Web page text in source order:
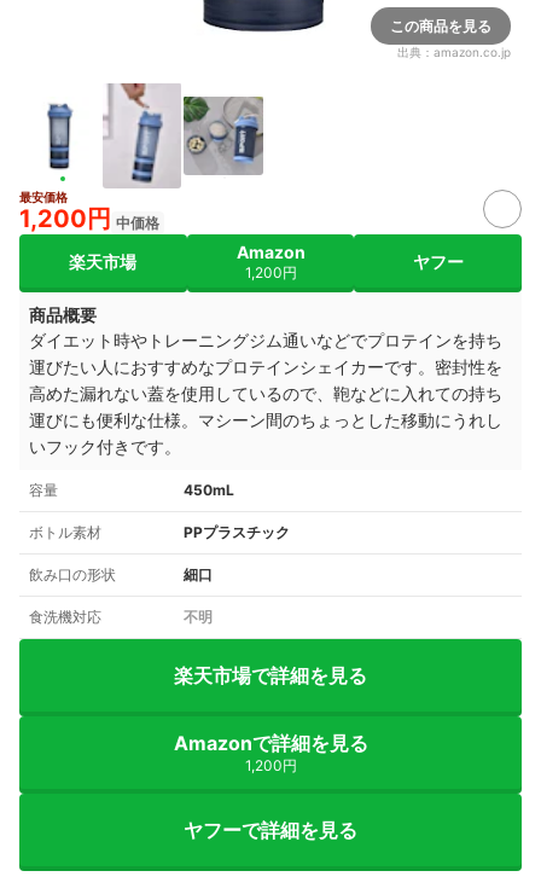
この商品を見る
出典： amazon.co.jp
最安価格
1,200円 中価格
楽天市場 Amazon
1,200円
ヤフー
商品概要
ダイエット時やトレーニングジム通いなどでプロテインを持ち
運びたい人におすすめなプロテインシェイカーです。密封性を
高めた漏れない蓋を使用しているので、鞄などに入れての持ち
運びにも便利な仕様。マシーン間のちょっとした移動にうれし
いフック付きです。
容量 450mL
ボトル素材 PPプラスチック
飲み口の形状 細口
食洗機対応 不明
楽天市場で詳細を見る
Amazonで詳細を見る
1,200円
ヤフーで詳細を見る